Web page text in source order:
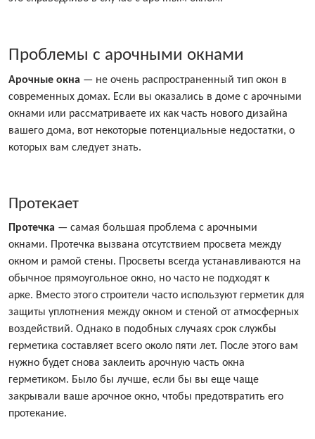
Проблемы с арочными окнами
Арочные окна — не очень распространенный тип окон в
современных домах. Если вы оказались в доме с арочными
окнами или рассматриваете их как часть нового дизайна
вашего дома, вот некоторые потенциальные недостатки, о
которых вам следует знать.
Протекает
Протечка — самая большая проблема с арочными
окнами. Протечка вызвана отсутствием просвета между
окном и рамой стены. Просветы всегда устанавливаются на
обычное прямоугольное окно, но часто не подходят к
арке. Вместо этого строители часто используют герметик для
защиты уплотнения между окном и стеной от атмосферных
воздействий. Однако в подобных случаях срок службы
герметика составляет всего около пяти лет. После этого вам
нужно будет снова заклеить арочную часть окна
герметиком. Было бы лучше, если бы вы еще чаще
закрывали ваше арочное окно, чтобы предотвратить его
протекание.